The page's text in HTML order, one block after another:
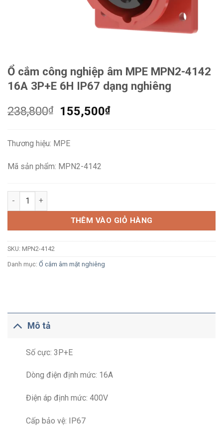
Ổ cắm công nghiệp âm MPE MPN2-4142
16A 3P+E 6H IP67 dạng nghiêng
238,800₫
Giá
238,800₫.
155,500₫Giá
Thương hiệu: MPE
Mã sản phẩm: MPN2-4142
Ổ cắm công nghiệp âm MPE MPN2-4142 16A 3P+E 6H IP67
THÊM VÀO GIỎ HÀNG
SKU: MPN2-4142
Danh mục: Ổ cắm âm mặt nghiêng
Mô tả
Số cực: 3P+E
Dòng điện định mức: 16A
Điện áp định mức: 400V
Cấp bảo vệ: IP67